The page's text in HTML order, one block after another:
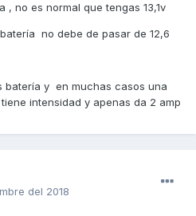
, no es normal que tengas 13,1v
no debe de pasar de 12,6
batería y en muchas casos una
intensidad y apenas da 2 amp
del 2018